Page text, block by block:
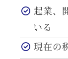
起業、
いる
現在の